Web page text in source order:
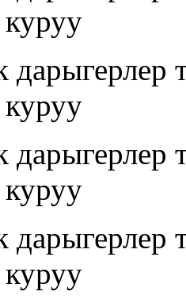
дарыгерлер
дарыгерлер
дарыгерлер